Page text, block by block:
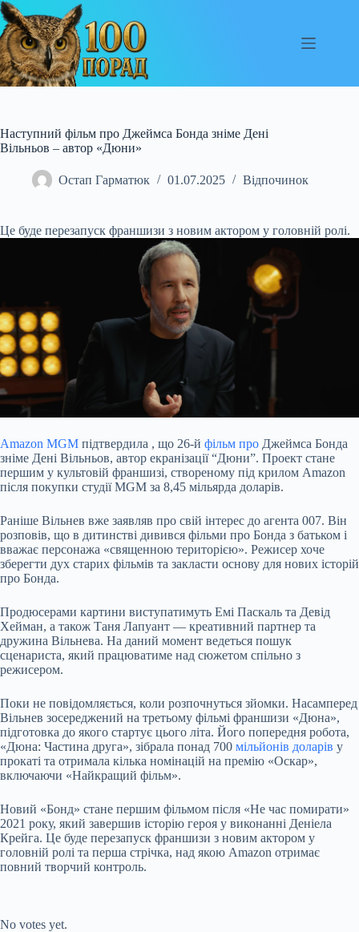
Перейти
до
вмісту
Наступний фільм про Джеймса Бонда зніме Дені
Вільньов – автор «Дюни»
Остап Гарматюк 01.07.2025 Відпочинок
Це буде перезапуск франшизи з новим актором у головній ролі.
Amazon MGM підтвердила , що 26-й фільм про Джеймса Бонда
зніме Дені Вільньов, автор екранізації “Дюни”. Проект стане
першим у культовій франшизі, створеному під крилом Amazon
після покупки студії MGM за 8,45 мільярда доларів.
Раніше Вільнев вже заявляв про свій інтерес до агента 007. Він
розповів, що в дитинстві дивився фільми про Бонда з батьком і
вважає персонажа «священною територією». Режисер хоче
зберегти дух старих фільмів та закласти основу для нових історій
про Бонда.
Продюсерами картини виступатимуть Емі Паскаль та Девід
Хейман, а також Таня Лапуант — креативний партнер та
дружина Вільнева. На даний момент ведеться пошук
сценариста, який працюватиме над сюжетом спільно з
режисером.
Поки не повідомляється, коли розпочнуться зйомки. Насамперед
Вільнев зосереджений на третьому фільмі франшизи «Дюна»,
підготовка до якого стартує цього літа. Його попередня робота,
«Дюна: Частина друга», зібрала понад 700 мільйонів доларів у
прокаті та отримала кілька номінацій на премію «Оскар»,
включаючи «Найкращий фільм».
Новий «Бонд» стане першим фільмом після «Не час помирати»
2021 року, який завершив історію героя у виконанні Деніела
Крейга. Це буде перезапуск франшизи з новим актором у
головній ролі та перша стрічка, над якою Amazon отримає
повний творчий контроль.
No votes yet.